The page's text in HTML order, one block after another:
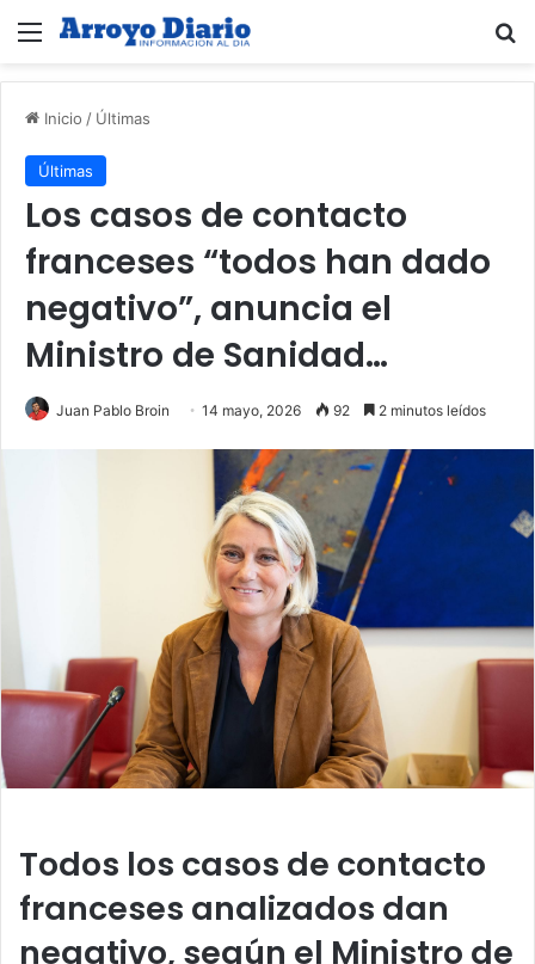
Menú
Inicio / Últimas
Últimas
Los casos de contacto
franceses “todos han dado
negativo”, anuncia el
Ministro de Sanidad…
Juan Pablo Broin 14 mayo, 2026 92 2 minutos leídos
Todos los casos de contacto
franceses analizados dan
negativo, según el Ministro de